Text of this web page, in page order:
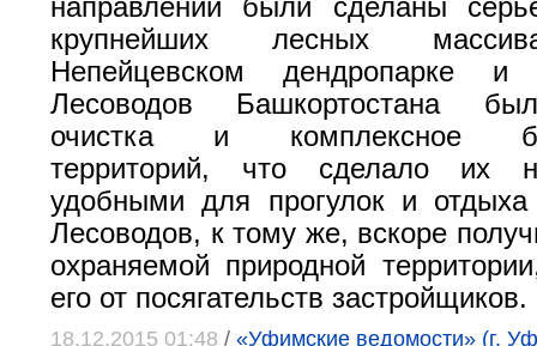
направлении были сделаны
крупнейших лесных
Непейцевском дендропарке
Лесоводов Башкортостана
очистка и комплексное
территорий, что сделало их
удобными для прогулок и
Лесоводов, к тому же, вскоре
охраняемой природной
его от посягательств застройщиков.
18.12.2015 01:48 / «Уфимские ведомости» (г.